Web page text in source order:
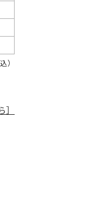
）